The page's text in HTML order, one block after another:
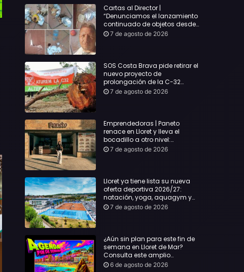
Cartas al Director |
“Denunciamos el lanzamiento
continuado de objetos desde
alojamientos turísticos a
7 de agosto de 2026
SOS Costa Brava pide retirar el
nuevo proyecto de
prolongación de la C-32
hasta Lloret y reclama la
7 de agosto de 2026
Emprendedoras | Paneto
renace en Lloret y lleva el
bocadillo a otro nivel:
producto km 0 y espíritu
7 de agosto de 2026
Lloret ya tiene lista su nueva
oferta deportiva 2026/27:
natación, yoga, aquagym y
decenas de actividades para
7 de agosto de 2026
¿Aún sin plan para este fin de
semana en Lloret de Mar?
Consulta este amplio
recopilatorio de planes:
6 de agosto de 2026